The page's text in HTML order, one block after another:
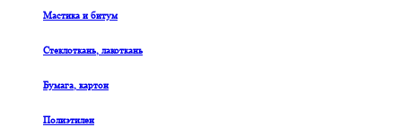
Мастика и битум
Стеклоткань, лакоткань
Бумага, картон
Полиэтилен